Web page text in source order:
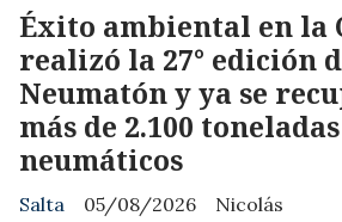
Éxito ambiental en la
realizó la 27° edición
Neumatón y ya se
más de 2.100
neumáticos
Nicolás
Salta
05/08/2026